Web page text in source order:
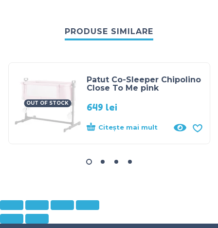
PRODUSE SIMILARE
OUT OF STOCK
Patut Co-Sleeper Chipolino
Close To Me pink
649 lei
Citește mai mult